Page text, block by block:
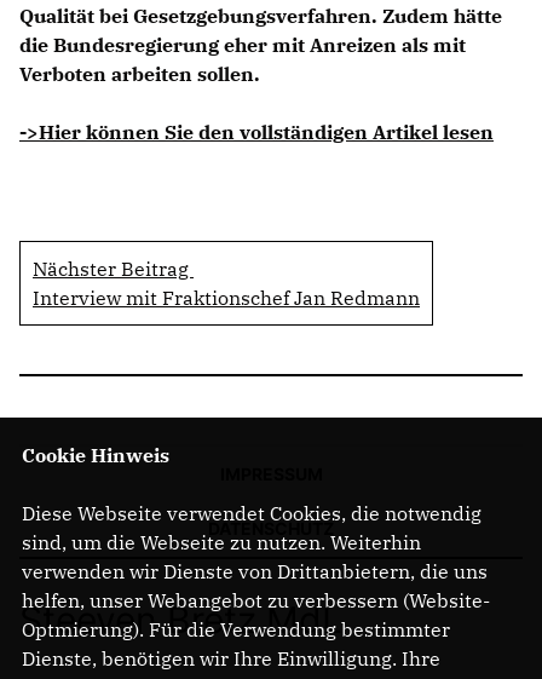
Qualität bei Gesetzgebungsverfahren. Zudem hätte
die Bundesregierung eher mit Anreizen als mit
Verboten arbeiten sollen.
->Hier können Sie den vollständigen Artikel lesen
Nächster Beitrag
Interview mit Fraktionschef Jan Redmann
Steeven Bretz MdL
Cookie Hinweis
Diese Webseite verwendet Cookies, die notwendig
sind, um die Webseite zu nutzen. Weiterhin
verwenden wir Dienste von Drittanbietern, die uns
helfen, unser Webangebot zu verbessern (Website-
Optmierung). Für die Verwendung bestimmter
Dienste, benötigen wir Ihre Einwilligung. Ihre